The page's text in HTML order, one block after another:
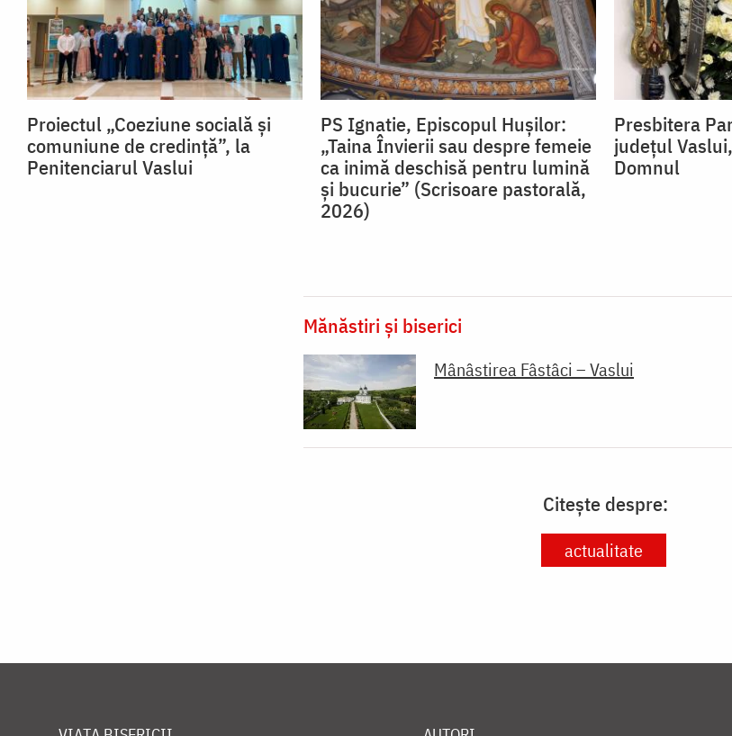
Proiectul „Coeziune socială și
comuniune de credință”, la
Penitenciarul Vaslui
PS Ignatie, Episcopul Hușilor:
„Taina Învierii sau despre femeie
ca inimă deschisă pentru lumină
şi bucurie” (Scrisoare pastorală,
2026)
Presbitera
județul
Domnul
Mănăstiri și biserici
Mânâstirea Fâstâci – Vaslui
Citește despre:
actualitate